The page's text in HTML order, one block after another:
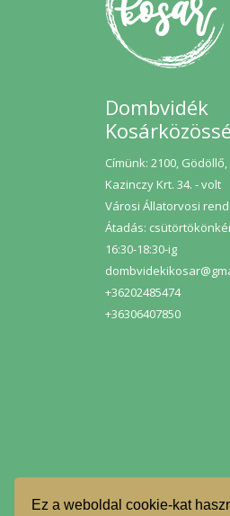
Ez a weboldal cookie-kat
Dombvidék
Címünk: 2100, Gödöllő,
Kazinczy Krt. 34. - volt
Városi Állatorvosi
Átadás:
16:30-18:30-ig
+36202485474
+36306407850